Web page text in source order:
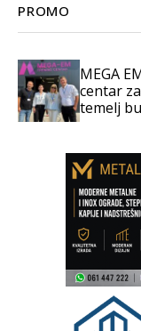
PROMO
MEGA
centar
temelj